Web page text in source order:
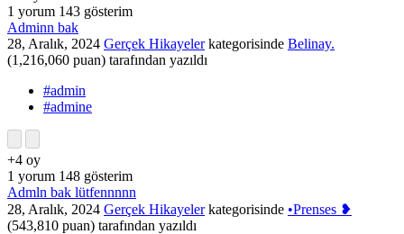
1 yorum 143 gösterim
Adminn bak
28, Aralık, 2024 Gerçek Hikayelerkategorisinde Belinay.
(1,216,060 puan) tarafından yazıldı
#admin
#admine
+4 oy
1 yorum 148 gösterim
Admln bak lütfennnnn
28, Aralık, 2024 Gerçek Hikayelerkategorisinde •Prenses ❥
(543,810 puan) tarafından yazıldı